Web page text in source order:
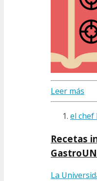
Leer más
el chef
Recetas
La